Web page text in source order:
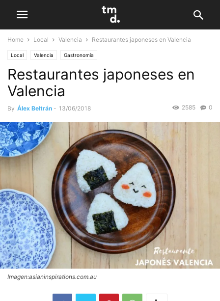
Home Local Valencia Restaurantes japoneses en Valencia
Local Valencia Gastronomía
Restaurantes japoneses en
Valencia
By Álex Beltrán - 13/06/2018 0
2585
Imagen:asianinspirations.com.au